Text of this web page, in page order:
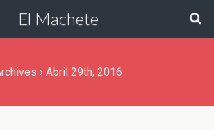
El Machete
› Abril 29th, 2016